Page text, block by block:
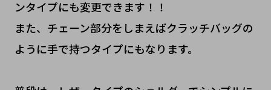
ンタイプにも変更できます！！
また、チェーン部分をしまえばクラッチバッグの
ように手で持つタイプにもなります。